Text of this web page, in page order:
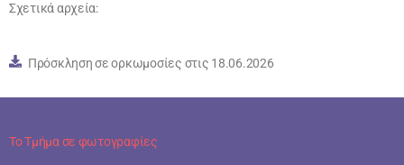
Σχετικά αρχεία:
Πρόσκληση σε ορκωμοσίες στις 18.06.2026
Το Τμήμα σε φωτογραφίες